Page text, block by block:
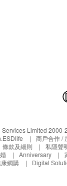
腐劑，採用食品
劑即能常溫保存
用
Limited 2000-
商戶合作 /
條款及細則 私隱聲
Anniversary
網購
Digital